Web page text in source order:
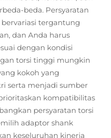
beda. Persyaratan
tergantung
dan Anda harus
dengan kondisi
torsi tinggi mungkin
kokoh yang
serta menjadi sumber
kompatibilitas
persyaratan torsi
adaptor shank
keseluruhan kinerja